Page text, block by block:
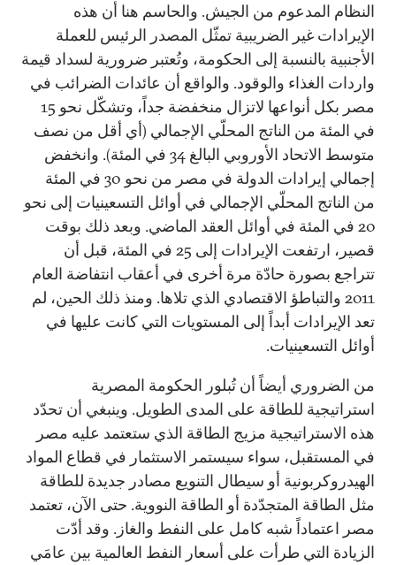
النظام المدعوم من الجيش. والحاسم هنا أن هذه
الإيرادات غير الضريبية تمثّل المصدر الرئيس للعملة
الأجنبية بالنسبة إلى الحكومة، وتُعتبر ضرورية لسداد قيمة
واردات الغذاء والوقود. والواقع أن عائدات الضرائب في
مصر بكل أنواعها لاتزال منخفضة جداً، وتشكّل نحو 15
في المئة من الناتج المحلّي الإجمالي (أي أقل من نصف
متوسط ​​الاتحاد الأوروبي البالغ 34 في المئة). وانخفض
إجمالي إيرادات الدولة في مصر من نحو 30 في المئة
من الناتج المحلّي الإجمالي في أوائل التسعينيات إلى نحو
20 في المئة في أوائل العقد الماضي. وبعد ذلك بوقت
قصير، ارتفعت الإيرادات إلى 25 في المئة، قبل أن
تتراجع بصورة حادّة مرة أخرى في أعقاب انتفاضة العام
2011 والتباطؤ الاقتصادي الذي تلاها. ومنذ ذلك الحين، لم
تعد الإيرادات أبداً إلى المستويات التي كانت عليها في
أوائل التسعينيات.
من الضروري أيضاً أن تُبلور الحكومة المصرية
استراتيجية للطاقة على المدى الطويل. وينبغي أن تحدّد
هذه الاستراتيجية مزيج الطاقة الذي ستعتمد عليه مصر
في المستقبل، سواء سيستمر الاستثمار في قطاع المواد
الهيدروكربونية أو سيطال التنويع مصادر جديدة للطاقة
مثل الطاقة المتجدّدة أو الطاقة النووية. حتى الآن، تعتمد
مصر اعتماداً شبه كامل على النفط والغاز. وقد أدّت
الزيادة التي طرأت على أسعار النفط العالمية بين عامَي